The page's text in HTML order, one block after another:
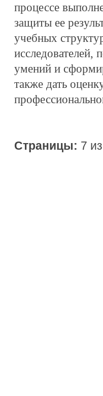
процессе
защиты ее
учебных
исследователей,
умений и
также дать
Страницы: 7